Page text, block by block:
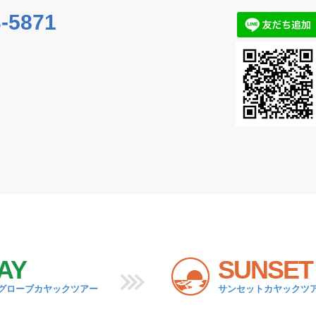
5871
ローブカヤックツアー
SUNSET
サンセットカヤックツ